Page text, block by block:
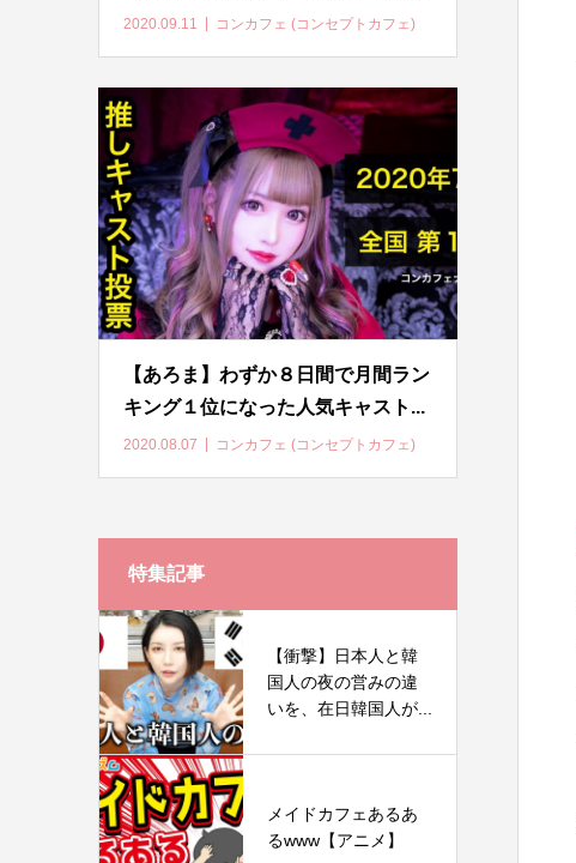
2020.09.11 コンカフェ (コンセプトカフェ)
【あろま】わずか８日間で月間ラン
キング１位になった人気キャスト...
2020.08.07 コンカフェ (コンセプトカフェ)
特集記事
【衝撃】日本人と韓
国人の夜の営みの違
いを、在日韓国人が...
メイドカフェあるあ
るwww【アニメ】